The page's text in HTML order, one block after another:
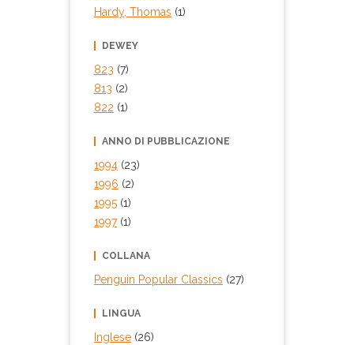
Hardy, Thomas (1)
DEWEY
823 (7)
813 (2)
822 (1)
ANNO DI PUBBLICAZIONE
1994 (23)
1996 (2)
1995 (1)
1997(1)
COLLANA
Penguin Popular Classics (27)
LINGUA
Inglese (26)